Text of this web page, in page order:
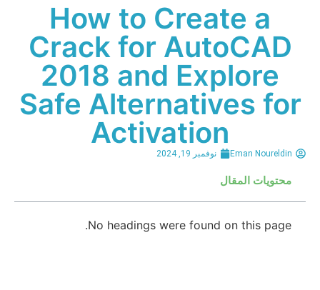
How to Create a
Crack for AutoCAD
2018 and Explore
Safe Alternatives for
Activation
Eman Noureldin نوفمبر 19, 2024
محتويات المقال
No headings were found on this page.